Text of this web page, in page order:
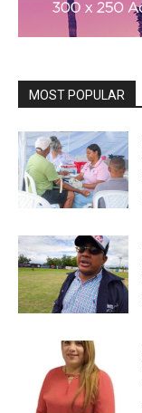
MOST POPULAR